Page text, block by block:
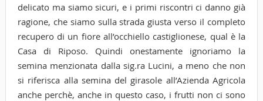
delicato ma siamo sicuri, e i primi riscontri ci danno già
ragione, che siamo sulla strada giusta verso il completo
recupero di un fiore all’occhiello castiglionese, qual è la
Casa di Riposo. Quindi onestamente ignoriamo la
semina menzionata dalla sig.ra Lucini, a meno che non
si riferisca alla semina del girasole all’Azienda Agricola
anche perchè, anche in questo caso, i frutti non ci sono